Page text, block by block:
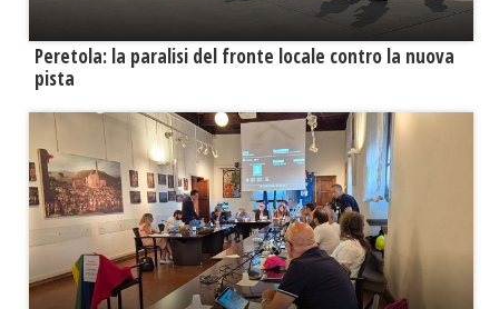
Peretola: la paralisi del fronte locale contro la nuova
pista